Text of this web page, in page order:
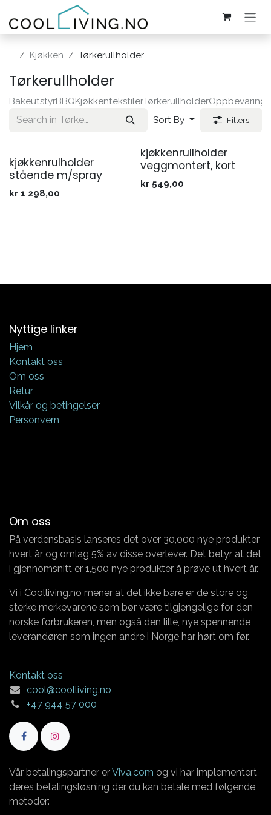
Skip to Content
... Kjøkken Tørkerullholder
Tørkerullholder
BakeutstyrBBQKjøkkentekstilerTørkerullholderOppbevaring
Sort By
Filters
kjøkkenrulholder
stående m/spray
kr 1 298,00
kjøkkenrullholder
veggmontert, kort
kr 549,00
Nyttige linker
Hjem
Kontakt oss
Om oss
Retur
Vilkår og betingelser
Personvern
Om oss
På verdensbasis lanseres det over 30,000 nye produkter
hvert år og omlag 5% av disse overlever. Det betyr at det
i gjennomsnitt er 1,500 nye produkter å prøve ut hvert år.
Vi i Coolliving.no mener at det ikke bare er de store og
sterke merkevarene som bør være tilgjengelige for den
norske forbrukeren, men også den lille, nye spennende
leverandøren som ingen andre i Norge har hørt om før.
Kontakt oss
cool@coolliving.no
+47 944 57 000
Vår betalingspartner erViva.com og vi har implementert
deres betalingsløsning der du kan betale med følgende
metoder: